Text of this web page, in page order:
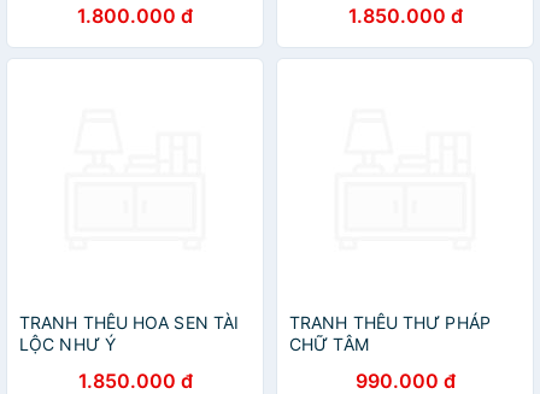
1.800.000 đ 1.850.000 đ
TRANH THÊU HOA SEN TÀI
LỘC NHƯ Ý
1.850.000 đ
TRANH THÊU THƯ PHÁP
CHỮ TÂM
990.000 đ